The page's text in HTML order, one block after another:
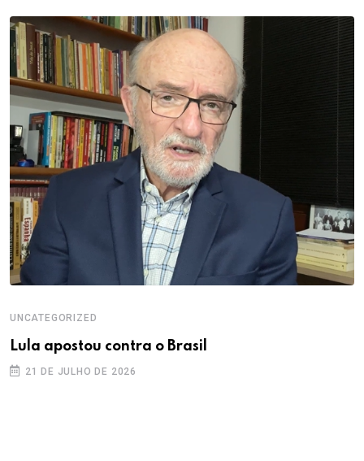
UNCATEGORIZED
Lula apostou contra o Brasil
21 DE JULHO DE 2026